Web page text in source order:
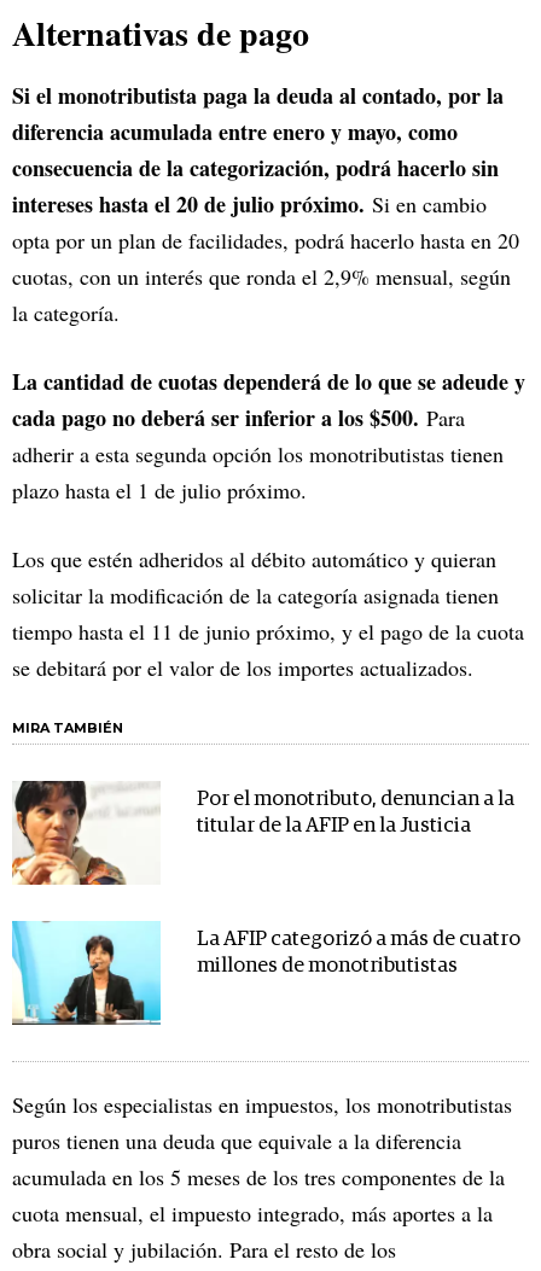
Alternativas de pago
Si el monotributista paga la deuda al contado, por la
diferencia acumulada entre enero y mayo, como
consecuencia de la categorización, podrá hacerlo sin
intereses hasta el 20 de julio próximo. Si en cambio
opta por un plan de facilidades, podrá hacerlo hasta en 20
cuotas, con un interés que ronda el 2,9% mensual, según
la categoría.
La cantidad de cuotas dependerá de lo que se adeude y
cada pago no deberá ser inferior a los $500. Para
adherir a esta segunda opción los monotributistas tienen
plazo hasta el 1 de julio próximo.
Los que estén adheridos al débito automático y quieran
solicitar la modificación de la categoría asignada tienen
tiempo hasta el 11 de junio próximo, y el pago de la cuota
se debitará por el valor de los importes actualizados.
MIRA TAMBIÉN
Por el monotributo, denuncian a la
titular de la AFIP en la Justicia
La AFIP categorizó a más de cuatro
millones de monotributistas
Según los especialistas en impuestos, los monotributistas
puros tienen una deuda que equivale a la diferencia
acumulada en los 5 meses de los tres componentes de la
cuota mensual, el impuesto integrado, más aportes a la
obra social y jubilación. Para el resto de los